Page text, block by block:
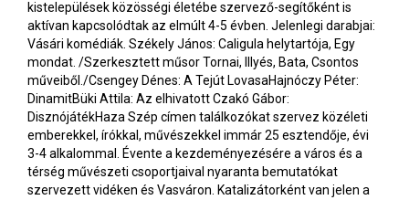
kistelepülések közösségi életébe szervező-segítőként is
aktívan kapcsolódtak az elmúlt 4-5 évben. Jelenlegi darabjai:
Vásári komédiák. Székely János: Caligula helytartója, Egy
mondat. /Szerkesztett műsor Tornai, Illyés, Bata, Csontos
műveiből./Csengey Dénes: A Tejút LovasaHajnóczy Péter:
DinamitBüki Attila: Az elhivatott Czakó Gábor:
DisznójátékHaza Szép címen találkozókat szervez közéleti
emberekkel, írókkal, művészekkel immár 25 esztendője, évi
3-4 alkalommal. Évente a kezdeményezésére a város és a
térség művészeti csoportjaival nyaranta bemutatókat
szervezett vidéken és Vasváron. Katalizátorként van jelen a